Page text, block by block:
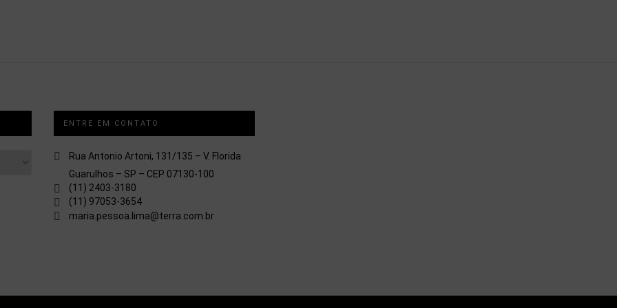
ENTRE EM CONTATO
Rua Antonio Artoni, 131/135 – V. Florida
Guarulhos – SP – CEP 07130-100
(11) 2403-3180
(11) 97053-3654
maria.pessoa.lima@terra.com.br